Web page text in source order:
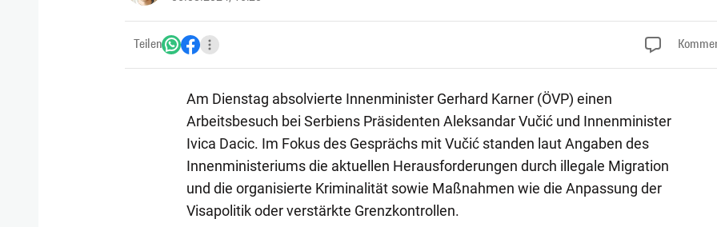
Teilen
Am Dienstag absolvierte Innenminister Gerhard Karner (ÖVP) einen
Arbeitsbesuch bei Serbiens Präsidenten Aleksandar Vučić und Innenminister
Ivica Dacic. Im Fokus des Gesprächs mit Vučić standen laut Angaben des
Innenministeriums die aktuellen Herausforderungen durch illegale Migration
und die organisierte Kriminalität sowie Maßnahmen wie die Anpassung der
Visapolitik oder verstärkte Grenzkontrollen.